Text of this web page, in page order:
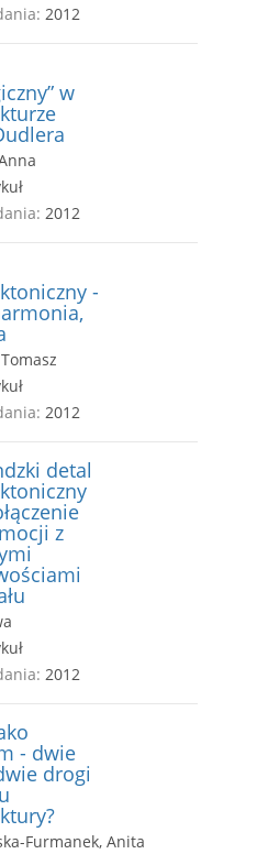
2012
w
2012
-
2012
detal
z
2012
- dwie
drogi
Furmanek, Anita